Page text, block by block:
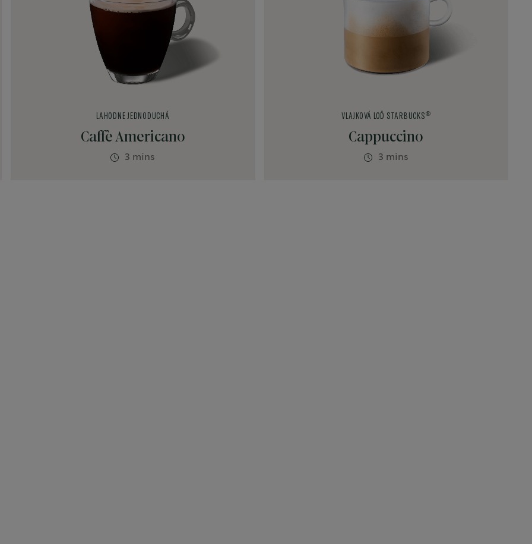
Caffè Americano
LAHODNE JEDNODUCHÁ
3 mins
Cappuccino
VLAJKOVÁ LOĎ STARBUCKS ®
3 mins